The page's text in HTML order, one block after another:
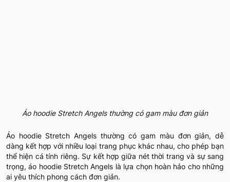
Áo hoodie Stretch Angels thường có gam màu đơn giản
Áo hoodie Stretch Angels thường có gam màu đơn giản, dễ
dàng kết hợp với nhiều loại trang phục khác nhau, cho phép bạn
thể hiện cá tính riêng. Sự kết hợp giữa nét thời trang và sự sang
trọng, áo hoodie Stretch Angels là lựa chọn hoàn hảo cho những
ai yêu thích phong cách đơn giản.